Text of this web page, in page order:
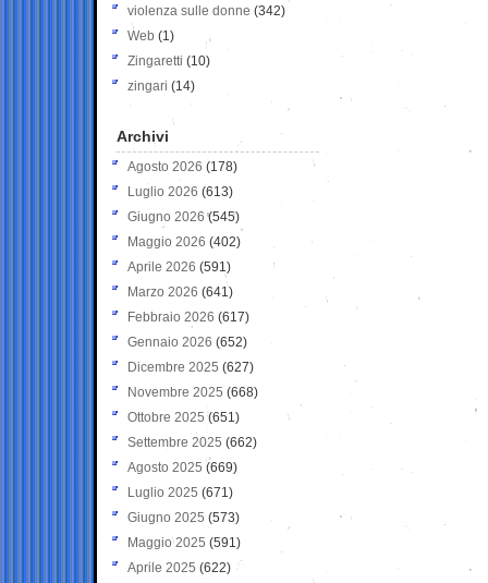
violenza sulle donne (342)
Web (1)
Zingaretti (10)
zingari (14)
Archivi
Agosto 2026 (178)
Luglio 2026 (613)
Giugno 2026 (545)
Maggio 2026 (402)
Aprile 2026 (591)
Marzo 2026 (641)
Febbraio 2026 (617)
Gennaio 2026 (652)
Dicembre 2025 (627)
Novembre 2025 (668)
Ottobre 2025 (651)
Settembre 2025 (662)
Agosto 2025 (669)
Luglio 2025 (671)
Giugno 2025 (573)
Maggio 2025 (591)
Aprile 2025 (622)